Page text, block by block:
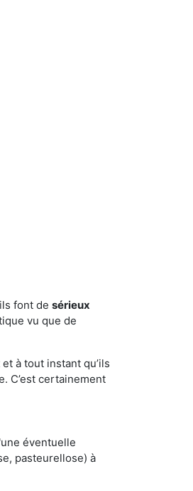
font de sérieux
vu que de
à tout instant qu’ils
C’est certainement
éventuelle
pasteurellose) à